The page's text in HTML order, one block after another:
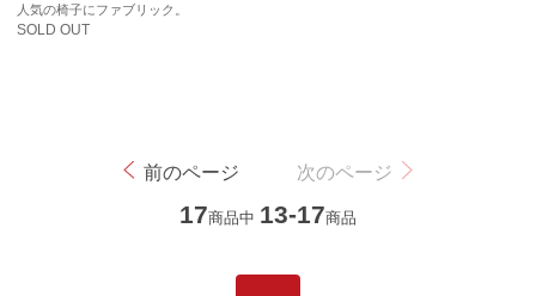
人気の椅子にファブリック。
SOLD OUT
前のページ 次のページ
17商品中 13-17商品